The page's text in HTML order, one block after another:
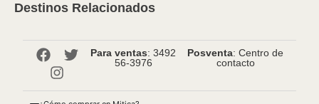
Destinos Relacionados
Para ventas: 3492
56-3976
Posventa: Centro de
contacto